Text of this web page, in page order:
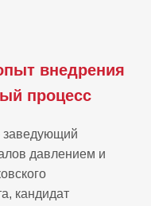
внедрения
процесс
заведующий
давлением и
кандидат